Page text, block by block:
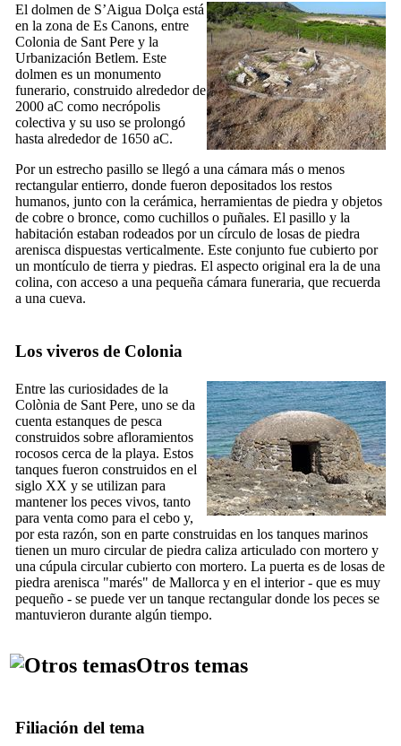
El dolmen de S’Aigua Dolça está
en la zona de Es Canons, entre
Colonia de Sant Pere y la
Urbanización Betlem. Este
dolmen es un monumento
funerario, construido alrededor de
2000 aC como necrópolis
colectiva y su uso se prolongó
hasta alrededor de 1650 aC.
Por un estrecho pasillo se llegó a una cámara más o menos
rectangular entierro, donde fueron depositados los restos
humanos, junto con la cerámica, herramientas de piedra y objetos
de cobre o bronce, como cuchillos o puñales. El pasillo y la
habitación estaban rodeados por un círculo de losas de piedra
arenisca dispuestas verticalmente. Este conjunto fue cubierto por
un montículo de tierra y piedras. El aspecto original era la de una
colina, con acceso a una pequeña cámara funeraria, que recuerda
a una cueva.
Los viveros de Colonia
Entre las curiosidades de la
Colònia de Sant Pere, uno se da
cuenta estanques de pesca
construidos sobre afloramientos
rocosos cerca de la playa. Estos
tanques fueron construidos en el
siglo XX y se utilizan para
mantener los peces vivos, tanto
para venta como para el cebo y,
por esta razón, son en parte construidas en los tanques marinos
tienen un muro circular de piedra caliza articulado con mortero y
una cúpula circular cubierto con mortero. La puerta es de losas de
piedra arenisca "marés" de Mallorca y en el interior - que es muy
pequeño - se puede ver un tanque rectangular donde los peces se
mantuvieron durante algún tiempo.
Otros temas
Filiación del tema